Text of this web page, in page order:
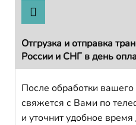
Отгрузка и отправка
России и СНГ в день
После обработки
свяжется с Вами по
и уточнит удобное